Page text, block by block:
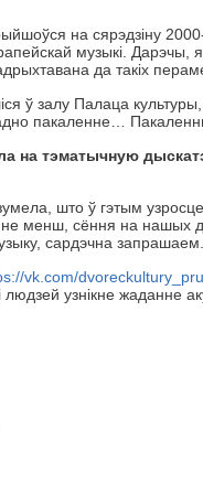
на сярэдзіну
музыкі. Дарэчы,
да такіх
ў залу Палаца
пакаленне…
на тэматычную
што ў гэтым
менш, сёння на нашых
сардэчна запрашаем.
vk.com/
людзей узнікне